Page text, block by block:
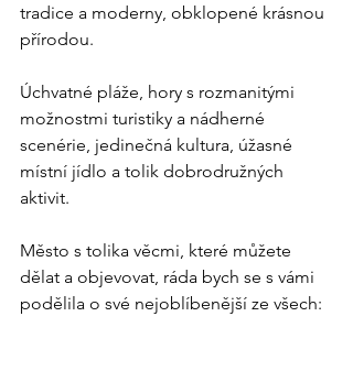
tradice a moderny, obklopené krásnou
přírodou.
Úchvatné pláže, hory s rozmanitými
možnostmi turistiky a nádherné
scenérie, jedinečná kultura, úžasné
místní jídlo a tolik dobrodružných
aktivit.
Město s tolika věcmi, které můžete
dělat a objevovat, ráda bych se s vámi
podělila o své nejoblíbenější ze všech: